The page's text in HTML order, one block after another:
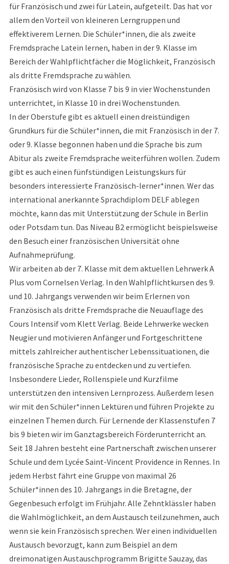
für Französisch und zwei für Latein, aufgeteilt. Das hat vor
allem den Vorteil von kleineren Lerngruppen und
effektiverem Lernen. Die Schüler*innen, die als zweite
Fremdsprache Latein lernen, haben in der 9. Klasse im
Bereich der Wahlpflichtfächer die Möglichkeit, Französisch
als dritte Fremdsprache zu wählen.
Französisch wird von Klasse 7 bis 9 in vier Wochenstunden
unterrichtet, in Klasse 10 in drei Wochenstunden.
In der Oberstufe gibt es aktuell einen dreistündigen
Grundkurs für die Schüler*innen, die mit Französisch in der 7.
oder 9. Klasse begonnen haben und die Sprache bis zum
Abitur als zweite Fremdsprache weiterführen wollen. Zudem
gibt es auch einen fünfstündigen Leistungskurs für
besonders interessierte Französisch-lerner*innen. Wer das
international anerkannte Sprachdiplom DELF ablegen
möchte, kann das mit Unterstützung der Schule in Berlin
oder Potsdam tun. Das Niveau B2 ermöglicht beispielsweise
den Besuch einer französischen Universität ohne
Aufnahmeprüfung.
Wir arbeiten ab der 7. Klasse mit dem aktuellen Lehrwerk A
Plus vom Cornelsen Verlag. In den Wahlpflichtkursen des 9.
und 10. Jahrgangs verwenden wir beim Erlernen von
Französisch als dritte Fremdsprache die Neuauflage des
Cours Intensif vom Klett Verlag. Beide Lehrwerke wecken
Neugier und motivieren Anfänger und Fortgeschrittene
mittels zahlreicher authentischer Lebenssituationen, die
französische Sprache zu entdecken und zu vertiefen.
Insbesondere Lieder, Rollenspiele und Kurzfilme
unterstützen den intensiven Lernprozess. Außerdem lesen
wir mit den Schüler*innen Lektüren und führen Projekte zu
einzelnen Themen durch. Für Lernende der Klassenstufen 7
bis 9 bieten wir im Ganztagsbereich Förderunterricht an.
Seit 18 Jahren besteht eine Partnerschaft zwischen unserer
Schule und dem Lycée Saint-Vincent Providence in Rennes. In
jedem Herbst fährt eine Gruppe von maximal 26
Schüler*innen des 10. Jahrgangs in die Bretagne, der
Gegenbesuch erfolgt im Frühjahr. Alle Zehntklässler haben
die Wahlmöglichkeit, an dem Austausch teilzunehmen, auch
wenn sie kein Französisch sprechen. Wer einen individuellen
Austausch bevorzugt, kann zum Beispiel an dem
dreimonatigen Austauschprogramm Brigitte Sauzay, das